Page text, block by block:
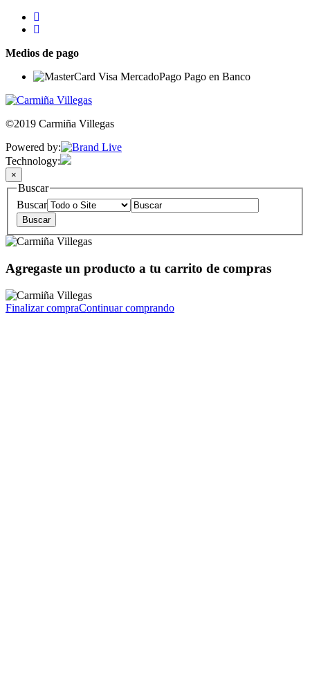
Medios de pago
©2019 Carmiña Villegas
Powered by:
Technology:
×
Buscar
Buscar
Agregaste un producto a tu carrito de compras
Finalizar compraContinuar comprando